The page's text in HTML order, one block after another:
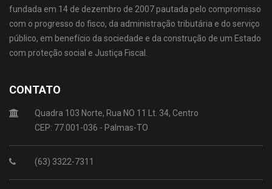
fundada em 14 de dezembro de 2007 pautada pelo compromisso
com o progresso do fisco, da administração tributária e do serviço
público, em benefício da sociedade e da construção de um Estado
com proteção social e Justiça Fiscal.
CONTATO
Quadra 103 Norte, Rua NO 11 Lt. 34, Centro
CEP: 77.001-036 - Palmas-TO
(63) 3322-7311